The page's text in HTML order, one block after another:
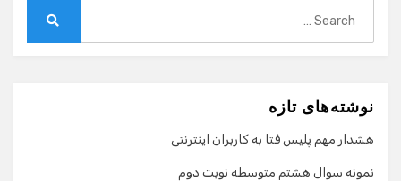
نوشته‌های تازه
هشدار مهم پلیس فتا به کاربران اینترنتی
نمونه سوال هشتم متوسطه نوبت دوم